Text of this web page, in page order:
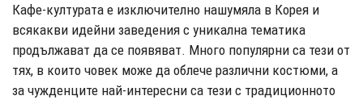
Кафе-културата е изключително нашумяла в Корея и
всякакви идейни заведения с уникална тематика
продължават да се появяват. Много популярни са тези от
тях, в които човек може да облече различни костюми, а
за чужденците най-интересни са тези с традиционното